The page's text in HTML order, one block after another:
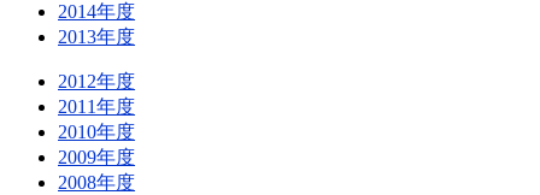
2014年度
2013年度
2012年度
2011年度
2010年度
2009年度
2008年度